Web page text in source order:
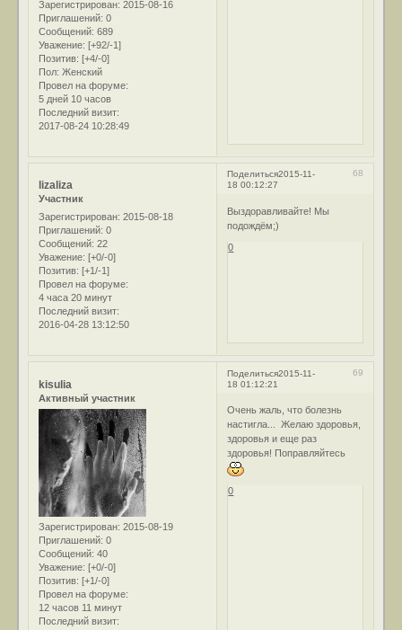
Зарегистрирован: 2015-08-16
Приглашений: 0
Сообщений: 689
Уважение: [+92/-1]
Позитив: [+4/-0]
Пол: Женский
Провел на форуме:
5 дней 10 часов
Последний визит:
2017-08-24 10:28:49
Поделиться 68
2015-11-
18 00:12:27
lizaliza
Участник
Зарегистрирован: 2015-08-18
Приглашений: 0
Сообщений: 22
Уважение: [+0/-0]
Позитив: [+1/-1]
Провел на форуме:
4 часа 20 минут
Последний визит:
2016-04-28 13:12:50
Выздоравливайте! Мы
подождём;)
0
Поделиться 69
2015-11-
18 01:12:21
kisulia
Активный участник
Зарегистрирован: 2015-08-19
Приглашений: 0
Сообщений: 40
Уважение: [+0/-0]
Позитив: [+1/-0]
Провел на форуме:
12 часов 11 минут
Последний визит:
Очень жаль, что болезнь
настигла... Желаю здоровья,
здоровья и еще раз
здоровья! Поправляйтесь
0